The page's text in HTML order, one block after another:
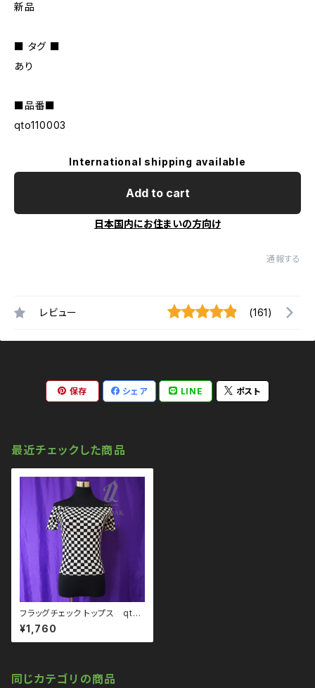
新品
■ タグ ■
あり
■品番■
qto110003
International shipping available
Add to cart
日本国内にお住まいの方向け
通報する
レビュー (161)
保存 シェア LINE ポスト
最近チェックした商品
フラッグチェック トップス qto1
10003
¥1,760
同じカテゴリの商品